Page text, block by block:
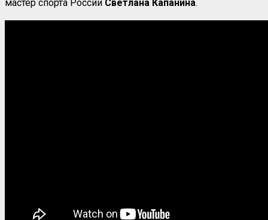
мастер спорта России Светлана Капанина.